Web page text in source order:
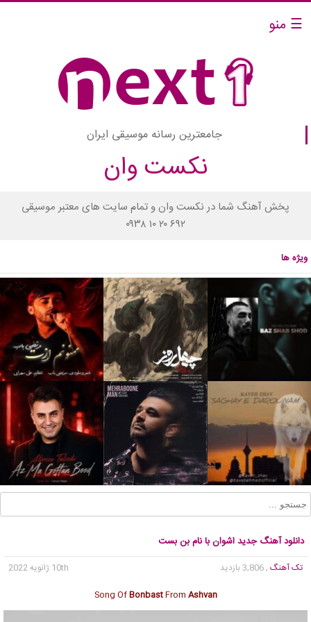
☰ منو
جامعترین رسانه موسیقی ایران
نکست وان
پخش آهنگ شما در نکست وان و تمام سایت های معتبر موسیقی
۰۹۳۸ ۱۰ ۲۰ ۶۹۲
ویژه ها
دانلود آهنگ جدید اشوان با نام بن بست
تک آهنگ , 3,806 بازدید
10th ژانویه 2022
Song OfBonbastFrom Ashvan